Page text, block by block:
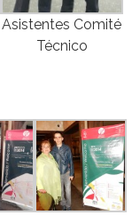
Asistentes Comité
Técnico